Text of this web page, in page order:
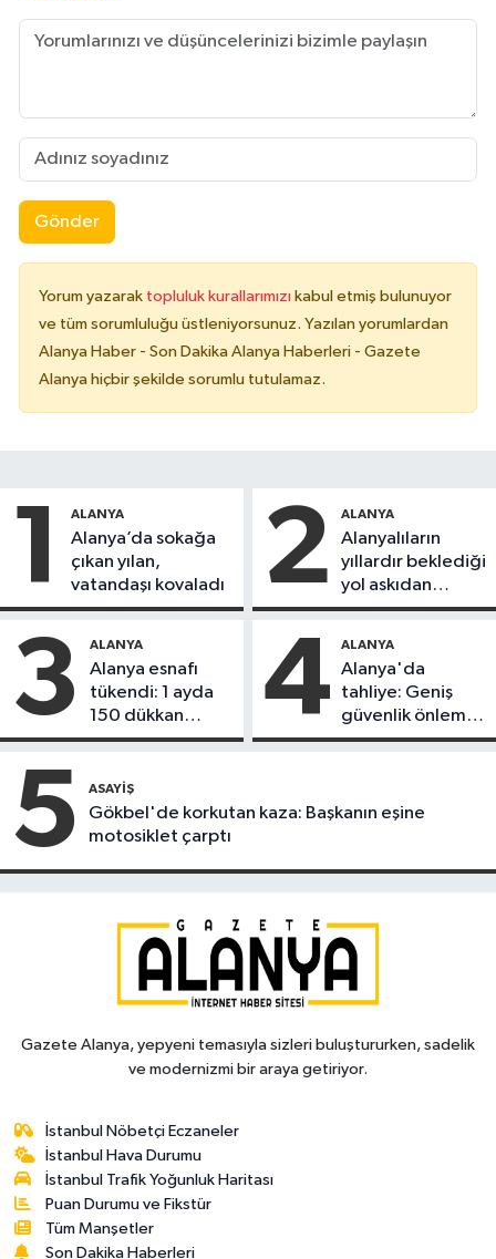
Gönder
Yorum yazarak topluluk kurallarımızı kabul etmiş bulunuyor
ve tüm sorumluluğu üstleniyorsunuz. Yazılan yorumlardan
Alanya Haber - Son Dakika Alanya Haberleri - Gazete
Alanya hiçbir şekilde sorumlu tutulamaz.
1 ALANYA
Alanya’da sokağa
çıkan yılan,
vatandaşı kovaladı
2 ALANYA
Alanyalıların
yıllardır beklediği
yol askıdan
döndü
3 ALANYA
Alanya esnafı
tükendi: 1 ayda
150 dükkan
kapandı
4 ALANYA
Alanya'da
tahliye: Geniş
güvenlik önlemi
alındı
5 ASAYIŞ
Gökbel'de korkutan kaza: Başkanın eşine
motosiklet çarptı
Gazete Alanya, yepyeni temasıyla sizleri buluştururken, sadelik
ve modernizmi bir araya getiriyor.
İstanbul Nöbetçi Eczaneler
İstanbul Hava Durumu
İstanbul Trafik Yoğunluk Haritası
Puan Durumu ve Fikstür
Tüm Manşetler
Son Dakika Haberleri